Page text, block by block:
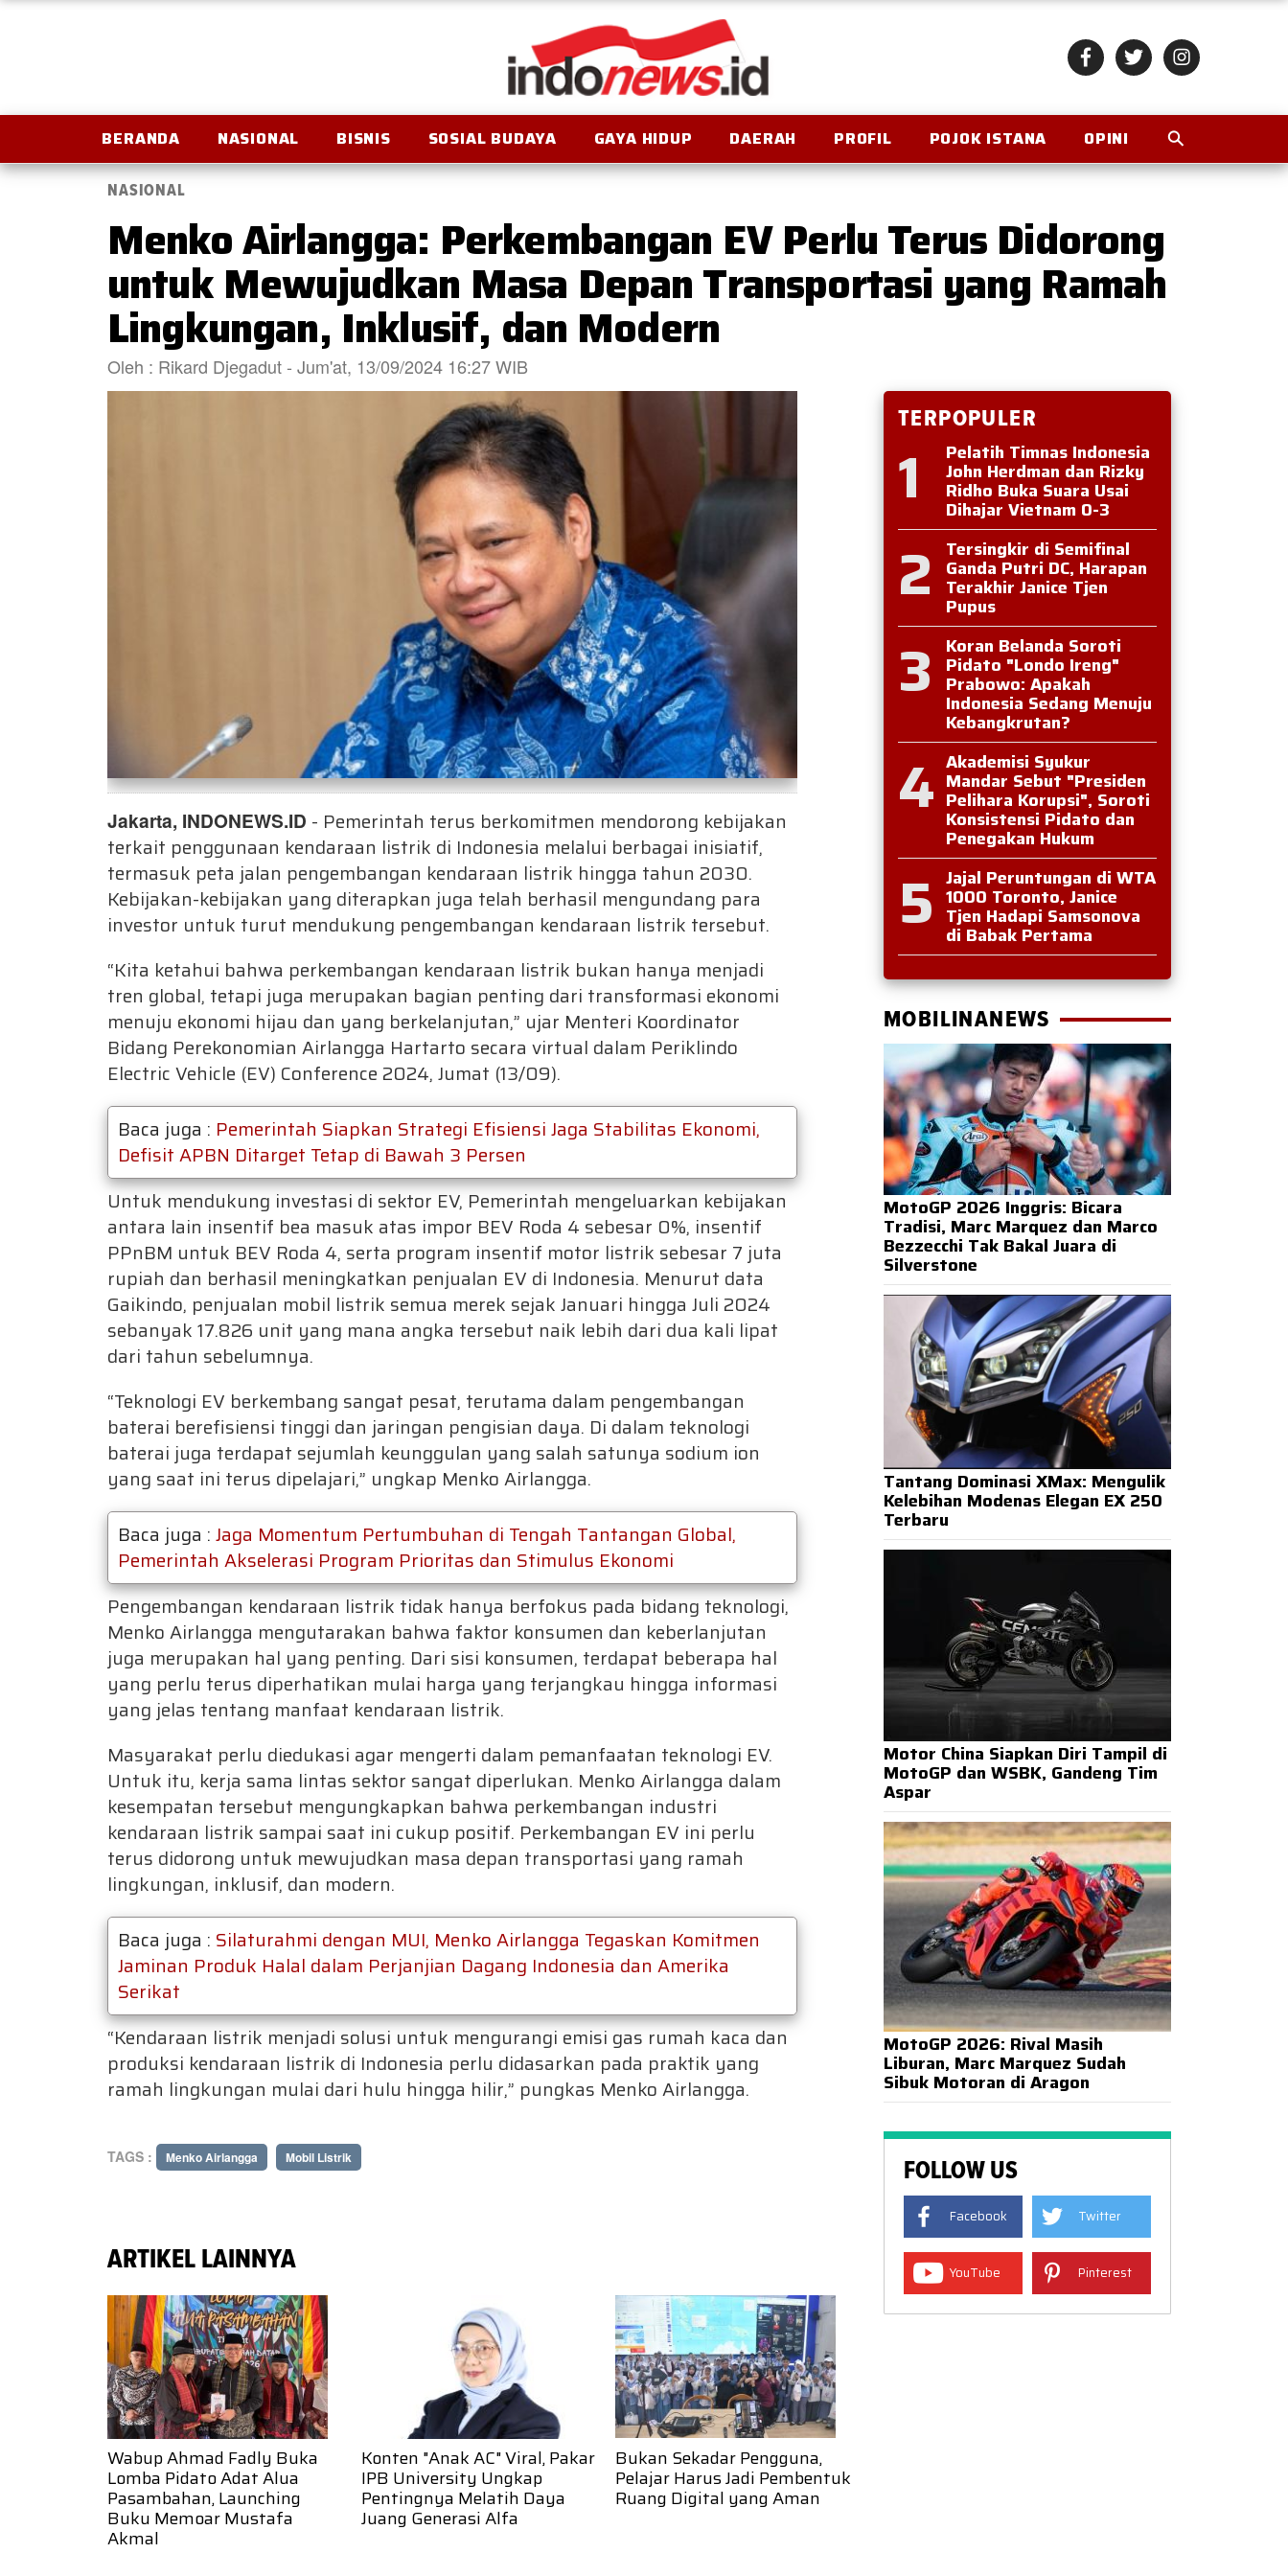
BERANDA NASIONAL BISNIS SOSIAL BUDAYA GAYA HIDUP DAERAH PROFIL POJOK ISTANA OPINI
NASIONAL
Menko Airlangga: Perkembangan EV Perlu Terus Didorong
untuk Mewujudkan Masa Depan Transportasi yang Ramah
Lingkungan, Inklusif, dan Modern
Oleh : Rikard Djegadut - Jum'at, 13/09/2024 16:27 WIB
Jakarta, INDONEWS.ID - Pemerintah terus berkomitmen mendorong kebijakan
terkait penggunaan kendaraan listrik di Indonesia melalui berbagai inisiatif,
termasuk peta jalan pengembangan kendaraan listrik hingga tahun 2030.
Kebijakan-kebijakan yang diterapkan juga telah berhasil mengundang para
investor untuk turut mendukung pengembangan kendaraan listrik tersebut.
“Kita ketahui bahwa perkembangan kendaraan listrik bukan hanya menjadi
tren global, tetapi juga merupakan bagian penting dari transformasi ekonomi
menuju ekonomi hijau dan yang berkelanjutan,” ujar Menteri Koordinator
Bidang Perekonomian Airlangga Hartarto secara virtual dalam Periklindo
Electric Vehicle (EV) Conference 2024, Jumat (13/09).
Baca juga : Pemerintah Siapkan Strategi Efisiensi Jaga Stabilitas Ekonomi,
Defisit APBN Ditarget Tetap di Bawah 3 Persen
Untuk mendukung investasi di sektor EV, Pemerintah mengeluarkan kebijakan
antara lain insentif bea masuk atas impor BEV Roda 4 sebesar 0%, insentif
PPnBM untuk BEV Roda 4, serta program insentif motor listrik sebesar 7 juta
rupiah dan berhasil meningkatkan penjualan EV di Indonesia. Menurut data
Gaikindo, penjualan mobil listrik semua merek sejak Januari hingga Juli 2024
sebanyak 17.826 unit yang mana angka tersebut naik lebih dari dua kali lipat
dari tahun sebelumnya.
“Teknologi EV berkembang sangat pesat, terutama dalam pengembangan
baterai berefisiensi tinggi dan jaringan pengisian daya. Di dalam teknologi
baterai juga terdapat sejumlah keunggulan yang salah satunya sodium ion
yang saat ini terus dipelajari,” ungkap Menko Airlangga.
Baca juga : Jaga Momentum Pertumbuhan di Tengah Tantangan Global,
Pemerintah Akselerasi Program Prioritas dan Stimulus Ekonomi
Pengembangan kendaraan listrik tidak hanya berfokus pada bidang teknologi,
Menko Airlangga mengutarakan bahwa faktor konsumen dan keberlanjutan
juga merupakan hal yang penting. Dari sisi konsumen, terdapat beberapa hal
yang perlu terus diperhatikan mulai harga yang terjangkau hingga informasi
yang jelas tentang manfaat kendaraan listrik.
Masyarakat perlu diedukasi agar mengerti dalam pemanfaatan teknologi EV.
Untuk itu, kerja sama lintas sektor sangat diperlukan. Menko Airlangga dalam
kesempatan tersebut mengungkapkan bahwa perkembangan industri
kendaraan listrik sampai saat ini cukup positif. Perkembangan EV ini perlu
terus didorong untuk mewujudkan masa depan transportasi yang ramah
lingkungan, inklusif, dan modern.
Baca juga : Silaturahmi dengan MUI, Menko Airlangga Tegaskan Komitmen
Jaminan Produk Halal dalam Perjanjian Dagang Indonesia dan Amerika
Serikat
“Kendaraan listrik menjadi solusi untuk mengurangi emisi gas rumah kaca dan
produksi kendaraan listrik di Indonesia perlu didasarkan pada praktik yang
ramah lingkungan mulai dari hulu hingga hilir,” pungkas Menko Airlangga.
TAGS : Menko Airlangga Mobil Listrik
ARTIKEL LAINNYA
Wabup Ahmad Fadly Buka
Lomba Pidato Adat Alua
Pasambahan, Launching
Buku Memoar Mustafa
Akmal
Konten "Anak AC" Viral, Pakar
IPB University Ungkap
Pentingnya Melatih Daya
Juang Generasi Alfa
Bukan Sekadar Pengguna,
Pelajar Harus Jadi Pembentuk
Ruang Digital yang Aman
TERPOPULER
1 Pelatih Timnas Indonesia
John Herdman dan Rizky
Ridho Buka Suara Usai
Dihajar Vietnam 0-3
2 Tersingkir di Semifinal
Ganda Putri DC, Harapan
Terakhir Janice Tjen
Pupus
3 Koran Belanda Soroti
Pidato "Londo Ireng"
Prabowo: Apakah
Indonesia Sedang Menuju
Kebangkrutan?
4 Akademisi Syukur
Mandar Sebut "Presiden
Pelihara Korupsi", Soroti
Konsistensi Pidato dan
Penegakan Hukum
5 Jajal Peruntungan di WTA
1000 Toronto, Janice
Tjen Hadapi Samsonova
di Babak Pertama
MOBILINANEWS
MotoGP 2026 Inggris: Bicara
Tradisi, Marc Marquez dan Marco
Bezzecchi Tak Bakal Juara di
Silverstone
Tantang Dominasi XMax: Mengulik
Kelebihan Modenas Elegan EX 250
Terbaru
Motor China Siapkan Diri Tampil di
MotoGP dan WSBK, Gandeng Tim
Aspar
MotoGP 2026: Rival Masih
Liburan, Marc Marquez Sudah
Sibuk Motoran di Aragon
FOLLOW US
Facebook Twitter
YouTube Pinterest